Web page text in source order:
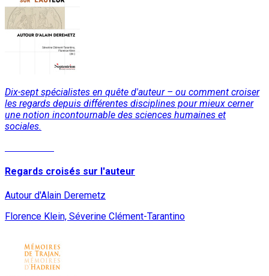
Dix-sept spécialistes en quête d'auteur – ou comment croiser
les regards depuis différentes disciplines pour mieux cerner
une notion incontournable des sciences humaines et
sociales.
Regards croisés sur l'auteur
Autour d'Alain Deremetz
Florence Klein, Séverine Clément-Tarantino